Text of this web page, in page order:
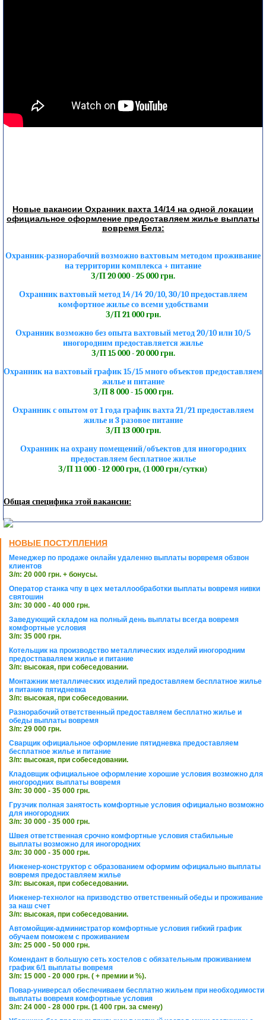
Новые вакансии Охранник вахта 14/14 на одной локации
официальное оформление предоставляем жилье выплаты
вовремя Белз:
Охранник-разнорабочий возможно вахтовым методом проживание
на территории комплекса + питание
З/П 20 000 - 25 000 грн.
Охранник вахтовый метод 14/14 20/10, 30/10 предоставляем
комфортное жилье со всеми удобствами
З/П 21 000 грн.
Охранник возможно без опыта вахтовый метод 20/10 или 10/5
иногородним предоставляется жилье
З/П 15 000 - 20 000 грн.
Охранник на вахтовый график 15/15 много объектов предоставляем
жилье и питание
З/П 8 000 - 15 000 грн.
Охранник с опытом от 1 года график вахта 21/21 предоставляем
жилье и 3 разовое питание
З/П 13 000 грн.
Охранник на охрану помещений/объектов для иногородних
предоставляем бесплатное жилье
З/П 11 000 - 12 000 грн, (1 000 грн/сутки)
Общая специфика этой вакансии:
НОВЫЕ ПОСТУПЛЕНИЯ
Менеджер по продаже онлайн удаленно выплаты ворвремя обзвон
клиентов
З/п: 20 000 грн. + бонусы.
Оператор станка чпу в цех металлообработки выплаты вовремя нивки
святошин
З/п: 30 000 - 40 000 грн.
Заведующий складом на полный день выплаты всегда вовремя
комфортные условия
З/п: 35 000 грн.
Котельщик на производство металлических изделий иногородним
предостпаваляем жилье и питание
З/п: высокая, при собеседовании.
Монтажник металлических изделий предоставляем бесплатное жилье
и питание пятидневка
З/п: высокая, при собеседовании.
Разнорабочий ответственный предоставляем бесплатно жилье и
обеды выплаты вовремя
З/п: 29 000 грн.
Сварщик официальное оформление пятидневка предоставляем
бесплатное жилье и питание
З/п: высокая, при собеседовании.
Кладовщик официальное оформление хорошие условия возможно для
иногородних выплаты вовремя
З/п: 30 000 - 35 000 грн.
Грузчик полная занятость комфортные условия официально возможно
для иногородних
З/п: 30 000 - 35 000 грн.
Швея ответственная срочно комфортные условия стабильные
выплаты возможно для иногородних
З/п: 30 000 - 35 000 грн.
Инженер-конструктор с образованием оформим официально выплаты
вовремя предоставляем жилье
З/п: высокая, при собеседовании.
Инженер-технолог на призводство ответственный обеды и проживание
за наш счет
З/п: высокая, при собеседовании.
Автомойщик-администратор комфортные условия гибкий график
обучаем поможем с проживанием
З/п: 25 000 - 50 000 грн.
Комендант в большую сеть хостелов с обязательным проживанием
график 6/1 выплаты вовремя
З/п: 15 000 - 20 000 грн. ( + премии и %).
Повар-универсал обеспечиваем бесплатно жильем при необходимости
выплаты вовремя комфортные условия
З/п: 24 000 - 28 000 грн. (1 400 грн. за смену)